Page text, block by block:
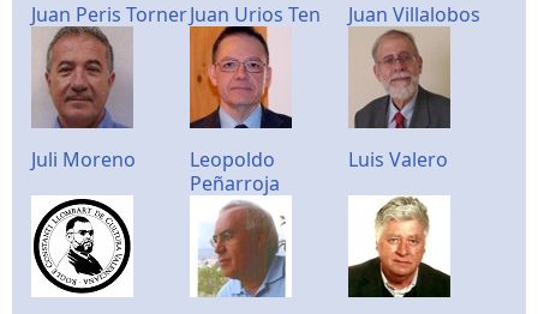
Juan Peris TornerJuan Urios Ten Juan Villalobos
Juli Moreno
Leopoldo
Peñarroja
Luis Valero